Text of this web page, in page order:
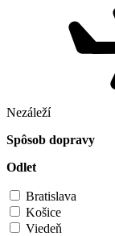
Nezáleží
Spôsob dopravy
Odlet
Bratislava
Košice
Viedeň